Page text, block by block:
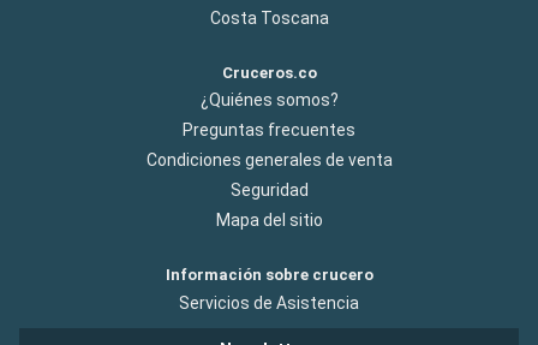
Costa Toscana
Cruceros.co
¿Quiénes somos?
Preguntas frecuentes
Condiciones generales de venta
Seguridad
Mapa del sitio
Información sobre crucero
Servicios de Asistencia